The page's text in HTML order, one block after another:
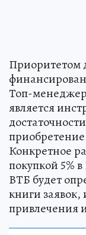
Приоритетом
Топ-
является
Конкретное
покупкой 5%
ВТБ будет
книги
привлечения